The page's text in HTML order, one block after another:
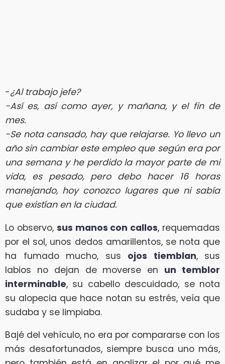
-¿Al trabajo jefe?
-Así es, así como ayer, y mañana, y el fin de
mes.
-Se nota cansado, hay que relajarse. Yo llevo un
año sin cambiar este empleo que según era por
una semana y he perdido la mayor parte de mi
vida, es pesado, pero debo hacer 16 horas
manejando, hoy conozco lugares que ni sabía
que existían en la ciudad.
Lo observo, sus manos con callos, requemadas
por el sol, unos dedos amarillentos, se nota que
ha fumado mucho, sus ojos tiemblan, sus
labios no dejan de moverse en un temblor
interminable, su cabello descuidado, se nota
su alopecia que hace notan su estrés, veía que
sudaba y se limpiaba.
Bajé del vehículo, no era por compararse con los
más desafortunados, siempre busca uno más,